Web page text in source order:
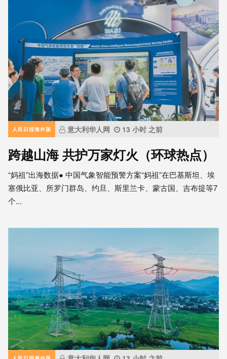
人民日报海外版 意大利华人网 13 小时 之前
跨越山海 共护万家灯火（环球热点）
“妈祖”出海数据● 中国气象智能预警方案“妈祖”在巴基斯坦、埃
塞俄比亚、所罗门群岛、约旦、斯里兰卡、蒙古国、吉布提等7
个...